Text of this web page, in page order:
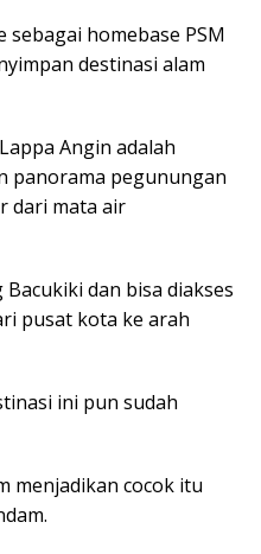
sebagai homebase PSM
destinasi alam
Angin adalah
panorama pegunungan
dari mata air
dan bisa diakses
pusat kota ke arah
ini pun sudah
menjadikan cocok itu